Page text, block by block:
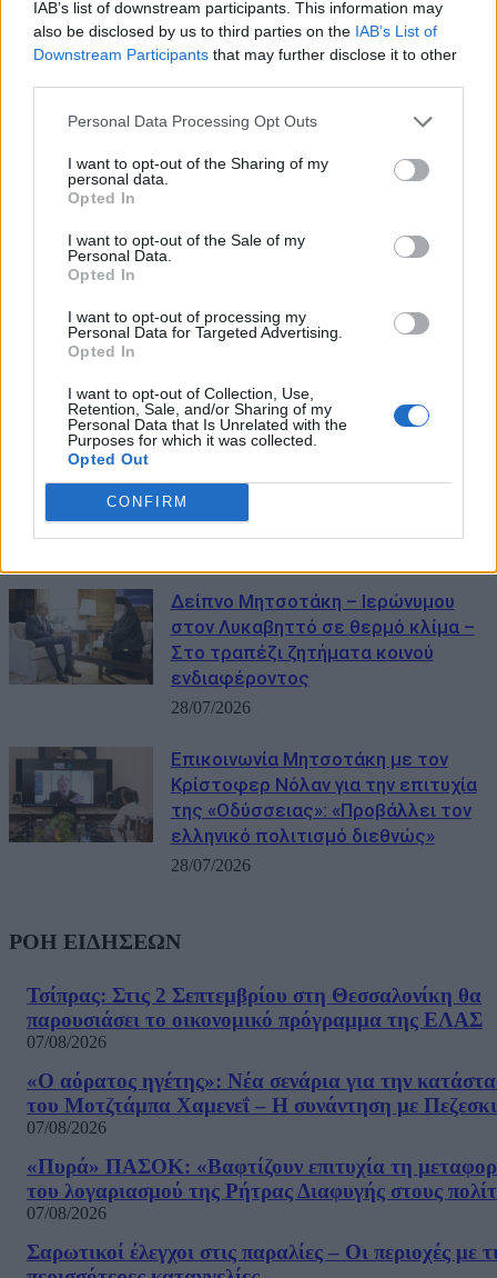
IAB’s list of downstream participants. This information may
also be disclosed by us to third parties on the IAB’s List of
Downstream Participants that may further disclose it to other
Personal Data Processing Opt Outs
I want to opt-out of the Sharing of my
personal data.
Opted In
I want to opt-out of the Sale of my
Personal Data.
Opted In
I want to opt-out of processing my
Personal Data for Targeted Advertising.
Opted In
I want to opt-out of Collection, Use,
Retention, Sale, and/or Sharing of my
Personal Data that Is Unrelated with the
Purposes for which it was collected.
Opted Out
CONFIRM
για τη ΝΔ
31/07/2026
ευρώ τον χρόνο το αφορολόγητο
για τα φιλοδωρήματα μέσω
ηλεκτρονικών πληρωμών»
Μητσοτάκης: «Φόρος τιμής στους
Αύγουστος θα είναι δύσκολος,
ενισχύουμε την Πολιτική
30/07/2026
Μητσοτάκης από Αγαθονήσι: «Να
– Θα εμποδίσουμε τους άθλιους
διακινητές»
Δείπνο Μητσοτάκη – Ιερώνυμου
στον Λυκαβηττό σε θερμό κλίμα –
Στο τραπέζι ζητήματα κοινού
ενδιαφέροντος
28/07/2026
Επικοινωνία Μητσοτάκη με τον
Κρίστοφερ Νόλαν για την επιτυχία
της «Οδύσσειας»: «Προβάλλει τον
ελληνικό πολιτισμό διεθνώς»
28/07/2026
ΡΟΗ ΕΙΔΗΣΕΩΝ
Τσίπρας: Στις 2 Σεπτεμβρίου στη Θεσσαλονίκη θα
παρουσιάσει το οικονομικό πρόγραμμα της ΕΛΑΣ
07/08/2026
«Ο αόρατος ηγέτης»: Νέα σενάρια για την
του Μοτζτάμπα Χαμενεΐ – Η συνάντηση με
07/08/2026
«Πυρά» ΠΑΣΟΚ: «Βαφτίζουν επιτυχία τη
του λογαριασμού της Ρήτρας Διαφυγής στους
07/08/2026
Σαρωτικοί έλεγχοι στις παραλίες – Οι περιοχές με